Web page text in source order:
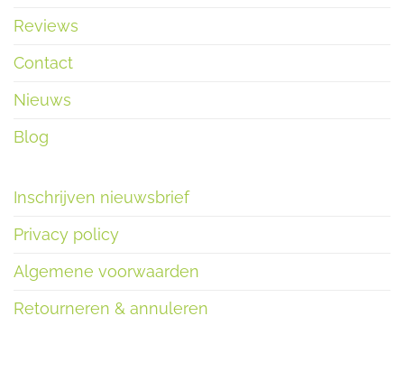
Reviews
Contact
Nieuws
Blog
Inschrijven nieuwsbrief
Privacy policy
Algemene voorwaarden
Retourneren & annuleren